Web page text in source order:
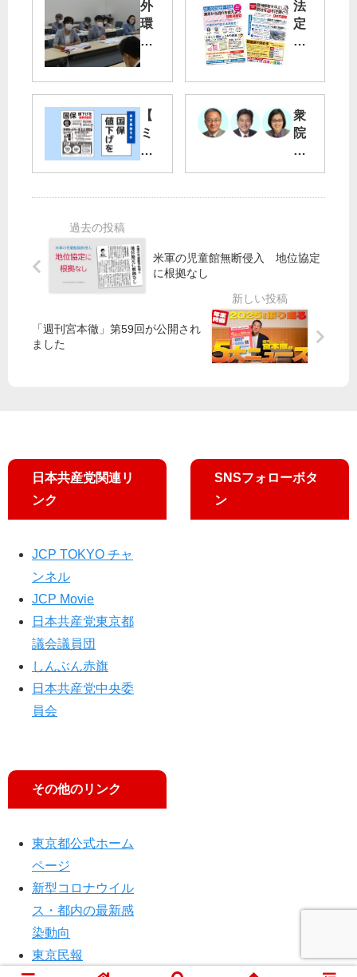
外
環
道
東
日
に
だ
す
法
定
２
ラ
が
で
た
【
ミ
ニ
保
値
下
を
衆
院
選
ク
者
の
横
顔
米軍の児童館無断侵入 地位協定
に根拠なし
「週刊宮本徹」第59回が公開され
ました
日本共産党関連リ
ンク
JCP TOKYO チャ
ンネル
JCP Movie
日本共産党東京都
議会議員団
しんぶん赤旗
日本共産党中央委
員会
その他のリンク
東京都公式ホーム
ページ
新型コロナウイル
ス・都内の最新感
染動向
東京民報
SNSフォローボタ
ン